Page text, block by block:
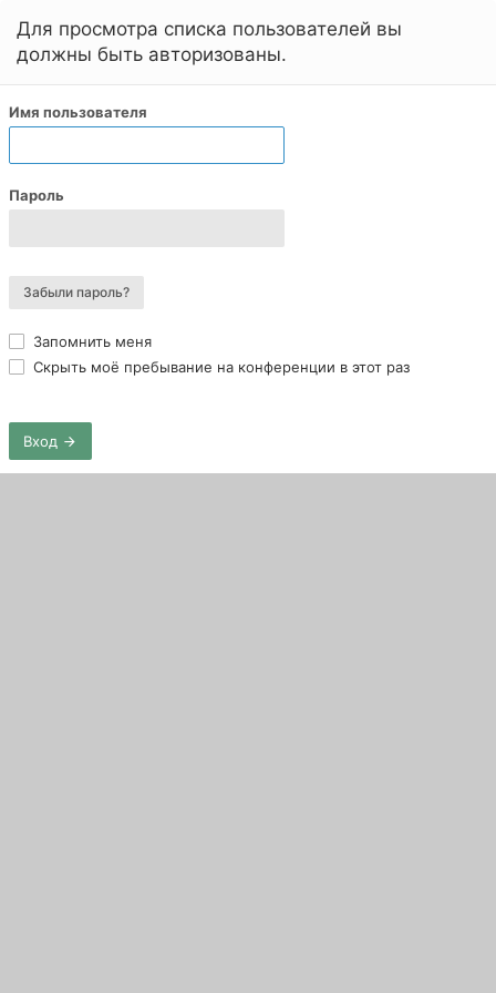
Для просмотра списка пользователей вы
должны быть авторизованы.
Имя пользователя
Пароль
Забыли пароль?
Запомнить меня
Скрыть моё пребывание на конференции в этот раз
Вход